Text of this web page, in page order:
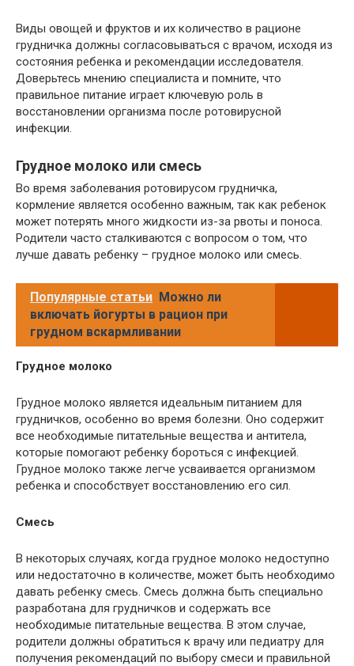
Виды овощей и фруктов и их количество в рационе
грудничка должны согласовываться с врачом, исходя из
состояния ребенка и рекомендации исследователя.
Доверьтесь мнению специалиста и помните, что
правильное питание играет ключевую роль в
восстановлении организма после ротовирусной
инфекции.
Грудное молоко или смесь
Во время заболевания ротовирусом грудничка,
кормление является особенно важным, так как ребенок
может потерять много жидкости из-за рвоты и поноса.
Родители часто сталкиваются с вопросом о том, что
лучше давать ребенку – грудное молоко или смесь.
Популярные статьи Можно ли
включать йогурты в рацион при
грудном вскармливании
Грудное молоко
Грудное молоко является идеальным питанием для
грудничков, особенно во время болезни. Оно содержит
все необходимые питательные вещества и антитела,
которые помогают ребенку бороться с инфекцией.
Грудное молоко также легче усваивается организмом
ребенка и способствует восстановлению его сил.
Смесь
В некоторых случаях, когда грудное молоко недоступно
или недостаточно в количестве, может быть необходимо
давать ребенку смесь. Смесь должна быть специально
разработана для грудничков и содержать все
необходимые питательные вещества. В этом случае,
родители должны обратиться к врачу или педиатру для
получения рекомендаций по выбору смеси и правильной